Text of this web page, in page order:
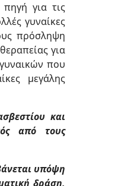
για τις
γυναίκες
πρόσληψη
για
που
μεγάλης
και
από τους
υπόψη
δράση,